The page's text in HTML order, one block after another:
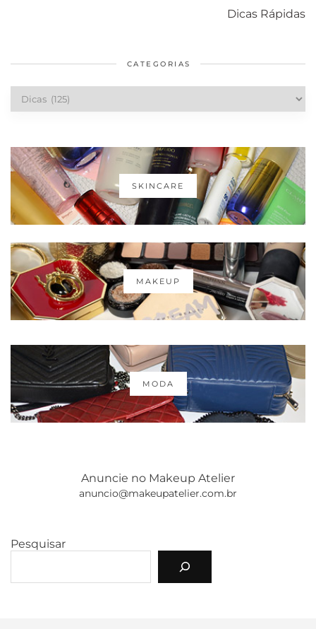
Dicas Rápidas
diários
cabelos
CATEGORIAS
Categorias
SKINCARE
MAKEUP
MODA
Anuncie no Makeup Atelier
anuncio@makeupatelier.com.br
Pesquisar